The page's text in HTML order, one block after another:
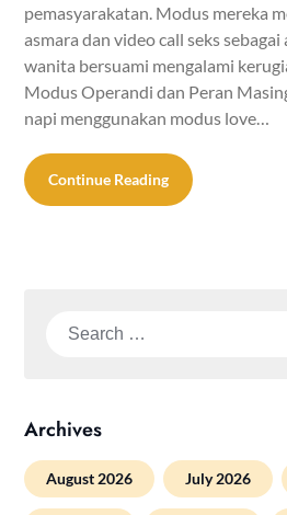
pemasyarakatan. Modus mereka
asmara dan video call seks
wanita bersuami mengalami
Modus Operandi dan Peran
napi menggunakan modus love…
Continue Reading
Search
Archives
August 2026 July 2026